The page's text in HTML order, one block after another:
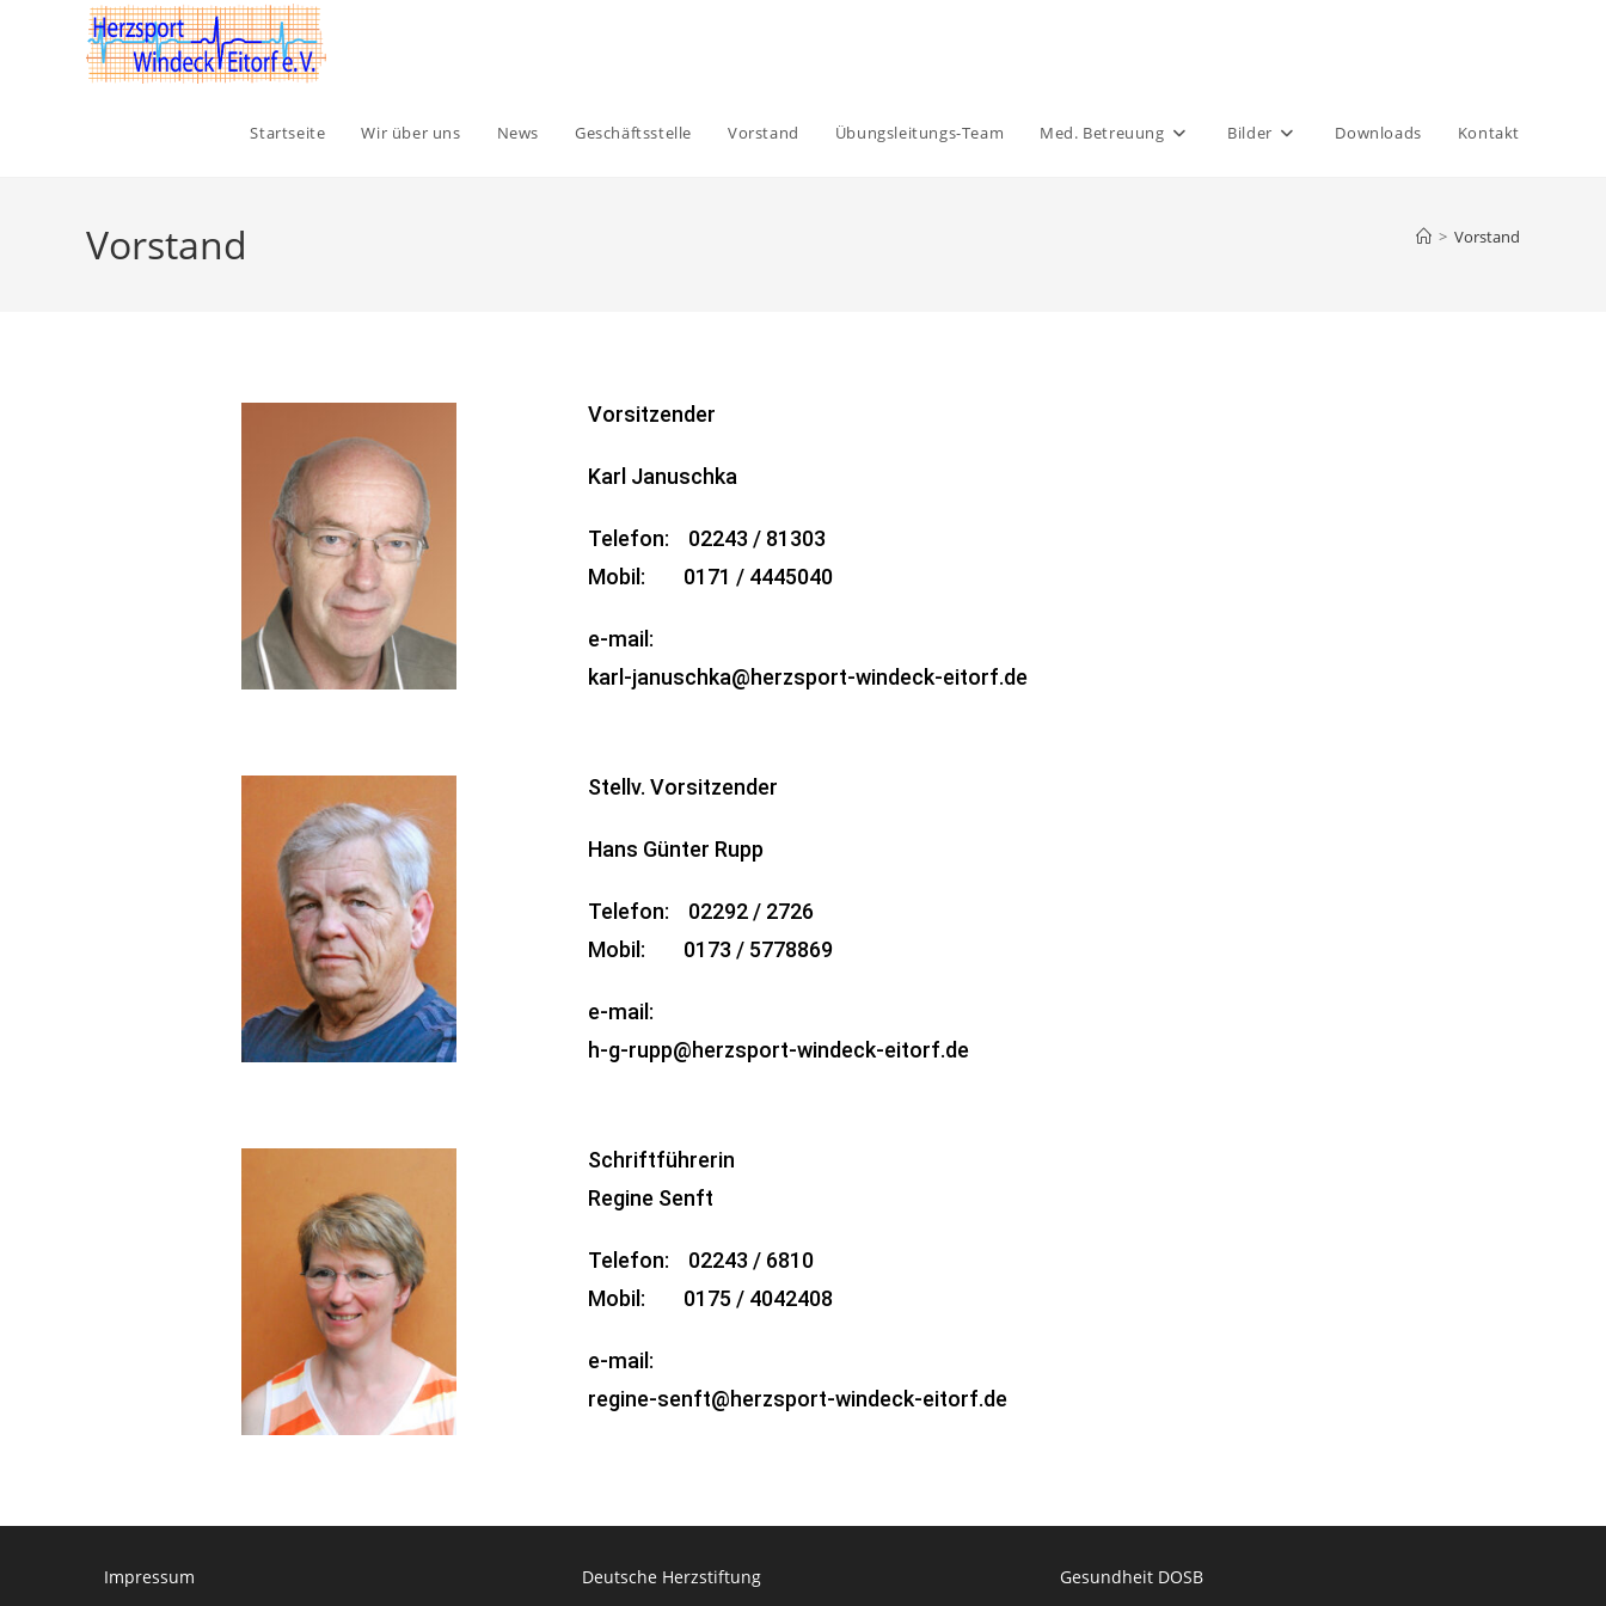
Startseite Wir über uns News Geschäftsstelle Vorstand Übungsleitungs-Team Med. Betreuung Bilder Downloads Kontakt
Vorstand > Vorstand
Vorsitzender
Karl Januschka
Telefon: 02243 / 81303
Mobil: 0171 / 4445040
e-mail:
karl-januschka@herzsport-windeck-eitorf.de
Stellv. Vorsitzender
Hans Günter Rupp
Telefon: 02292 / 2726
Mobil: 0173 / 5778869
e-mail:
h-g-rupp@herzsport-windeck-eitorf.de
Schriftführerin
Regine Senft
Telefon: 02243 / 6810
Mobil: 0175 / 4042408
e-mail:
regine-senft@herzsport-windeck-eitorf.de
Impressum Deutsche Herzstiftung Gesundheit DOSB